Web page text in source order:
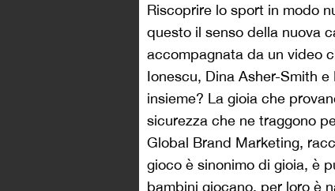
Riscoprire lo sport in modo
questo il senso della nuova
accompagnata da un video
Ionescu, Dina Asher-Smith
insieme? La gioia che
sicurezza che ne traggono
Global Brand Marketing,
gioco è sinonimo di gioia, è
bambini giocano, per loro è